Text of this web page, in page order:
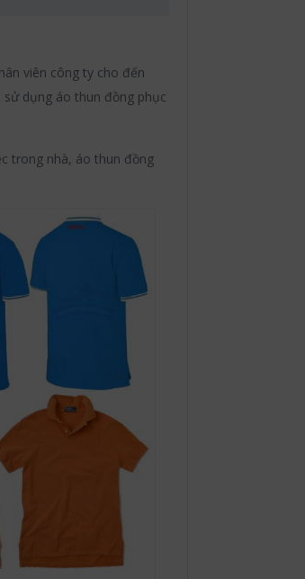
viên công ty cho đến
dụng áo thun đồng phục
trong nhà, áo thun đồng